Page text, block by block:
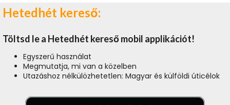
Hetedhét kereső:
Töltsd le a Hetedhét kereső mobil applikációt!
Egyszerű használat
Megmutatja, mi van a közelben
Utazáshoz nélkülözhetetlen: Magyar és külföldi úticélok